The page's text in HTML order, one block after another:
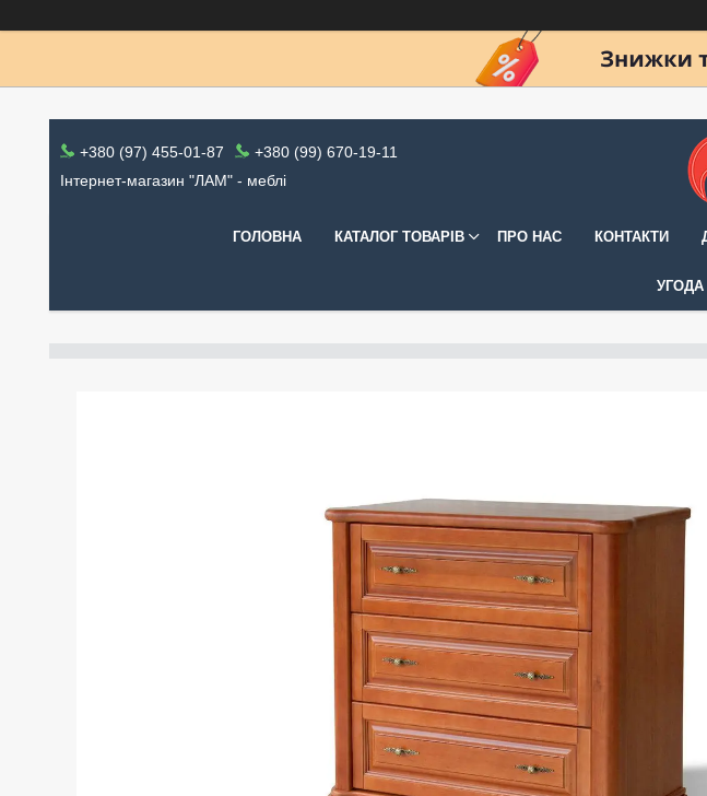
+380 (97) 455-01-87
+380 (99) 670-19-11
Інтернет-магазин "ЛАМ" - меблі
ГОЛОВНА КАТАЛОГ ТОВАРІВ ПРО НАС КОНТАКТИ